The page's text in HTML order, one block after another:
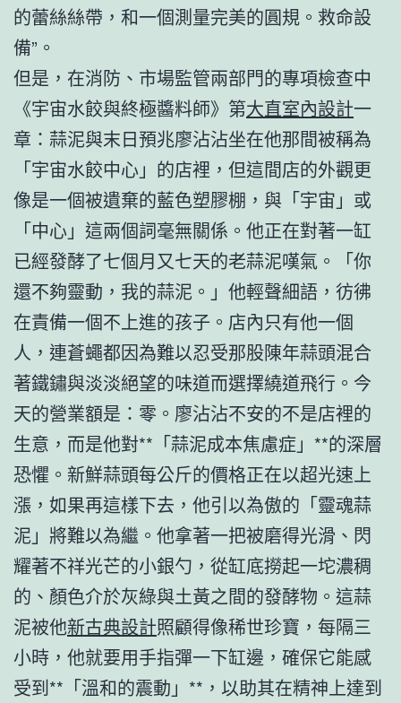
的蕾絲絲帶，和一個測量完美的圓規。救命設
備”。
但是，在消防、市場監管兩部門的專項檢查中
《宇宙水餃與終極醬料師》第大直室內設計一
章：蒜泥與末日預兆廖沾沾坐在他那間被稱為
「宇宙水餃中心」的店裡，但這間店的外觀更
像是一個被遺棄的藍色塑膠棚，與「宇宙」或
「中心」這兩個詞毫無關係。他正在對著一缸
已經發酵了七個月又七天的老蒜泥嘆氣。「你
還不夠靈動，我的蒜泥。」他輕聲細語，彷彿
在責備一個不上進的孩子。店內只有他一個
人，連蒼蠅都因為難以忍受那股陳年蒜頭混合
著鐵鏽與淡淡絕望的味道而選擇繞道飛行。今
天的營業額是：零。廖沾沾不安的不是店裡的
生意，而是他對**「蒜泥成本焦慮症」**的深層
恐懼。新鮮蒜頭每公斤的價格正在以超光速上
漲，如果再這樣下去，他引以為傲的「靈魂蒜
泥」將難以為繼。他拿著一把被磨得光滑、閃
耀著不祥光芒的小銀勺，從缸底撈起一坨濃稠
的、顏色介於灰綠與土黃之間的發酵物。這蒜
泥被他新古典設計照顧得像稀世珍寶，每隔三
小時，他就要用手指彈一下缸邊，確保它能感
受到**「溫和的震動」**，以助其在精神上達到